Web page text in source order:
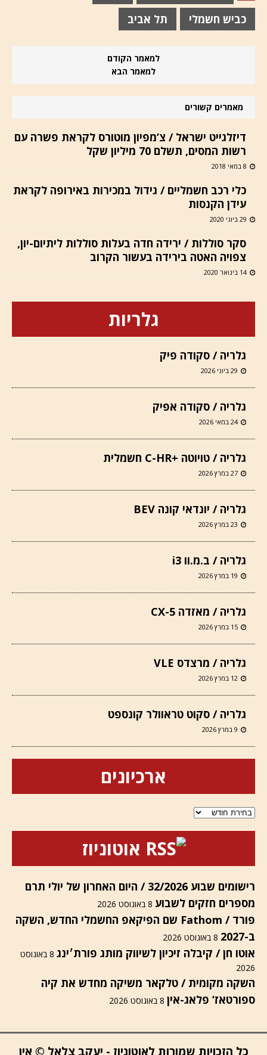
כביש חשמלי
תל אביב
למאמר הקודם
למאמר הבא
מאמרים קשורים
דיזלגייט ישראל / צ’מפיון מוטורס לקראת פשרה עם
רשות המסים, תשלם 70 מיליון שקל
8 במאי 2018
כלי רכב חשמליים / גידול במכירות באירופה לקראת
עידן הקנסות
29 ביוני 2020
סקר סוללות / ירידה חדה בעלות סוללות ליתיום-יון,
צפויה האטה בירידה בעשור הקרוב
14 בינואר 2020
גלריות
גלריה / סקודה פיק
29 ביוני 2026
גלריה / סקודה אפיק
24 במאי 2026
גלריה / טויוטה +C-HR חשמלית
27 במרץ 2026
גלריה / יונדאי קונה BEV
23 במרץ 2026
גלריה / ב.מ.וו i3
19 במרץ 2026
גלריה / מאזדה CX-5
15 במרץ 2026
גלריה / מרצדס VLE
12 במרץ 2026
גלריה / סקוט טראוולר קונספט
9 במרץ 2026
ארכיונים
ארכיונים
אוטוניוז
רישומים שבוע 32/2026 / היום האחרון של יולי תרם
מספרים חזקים לשבוע 8 באוגוסט 2026
פורד / Fathom שם הפיקאפ החשמלי החדש, השקה
ב-2027
8 באוגוסט 2026
אוטו חן / קיבלה זיכיון לשיווק מותג פורת׳ינג
8 באוגוסט
2026
השקה מקומית / טלקאר משיקה מחדש את קיה
ספורטאז’ פלאג-אין 8 באוגוסט 2026
כל הזכויות שמורות לאוטוניוז - יעקב צלאל © אין